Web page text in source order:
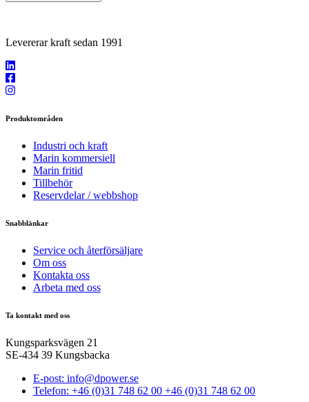
Levererar kraft sedan 1991
Produktområden
Industri och kraft
Marin kommersiell
Marin fritid
Tillbehör
Reservdelar / webbshop
Snabblänkar
Service och återförsäljare
Om oss
Kontakta oss
Arbeta med oss
Ta kontakt med oss
Kungsparksvägen 21
SE-434 39 Kungsbacka
E-post: info@dpower.se
Telefon: +46 (0)31 748 62 00 +46 (0)31 748 62 00